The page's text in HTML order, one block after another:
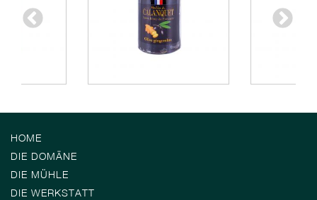
HOME
DIE DOMÄNE
DIE MÜHLE
DIE WERKSTATT